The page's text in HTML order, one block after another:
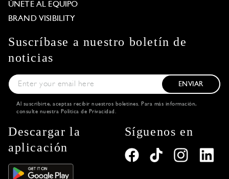
ÚNETE AL EQUIPO
BRAND VISIBILITY
Suscríbase a nuestro boletín de
noticias
ENVIAR
Al suscribirte, aceptas recibir nuestros boletines. Para más información,
consulte nuestra Política de Privacidad .
Descargar la
aplicación
Síguenos en